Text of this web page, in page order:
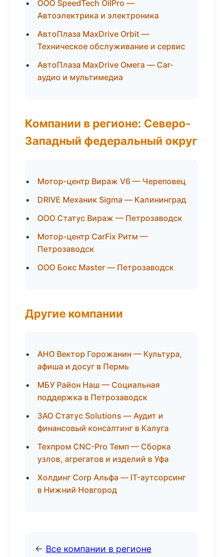
ООО SpeedTech OilPro —
Автоэлектрика и электроника
АвтоПлаза MaxDrive Orbit —
Техническое обслуживание и сервис
АвтоПлаза MaxDrive Омега — Car-
аудио и мультимедиа
Компании в регионе: Северо-
Западный федеральный округ
Мотор-центр Вираж V6 — Череповец
DRIVE Механик Sigma — Калининград
ООО Статус Вираж — Петрозаводск
Мотор-центр CarFix Ритм —
Петрозаводск
ООО Бокс Master — Петрозаводск
Другие компании
АНО Вектор Горожанин — Культура,
афиша и досуг в Пермь
МБУ Район Наш — Социальная
поддержка в Петрозаводск
ЗАО Статус Solutions — Аудит и
финансовый консалтинг в Калуга
Техпром CNC-Pro Темп — Сборка
узлов, агрегатов и изделий в Уфа
Холдинг Corp Альфа — IT-аутсорсинг
в Нижний Новгород
← Все компании в регионе